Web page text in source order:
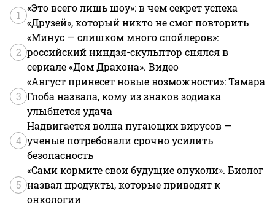
1
«Это всего лишь шоу»: в чем секрет успеха
«Друзей», который никто не смог повторить
2
«Минус — слишком много спойлеров»:
российский ниндзя-скульптор снялся в
сериале «Дом Дракона». Видео
3
«Август принесет новые возможности»: Тамара
Глоба назвала, кому из знаков зодиака
улыбнется удача
4
Надвигается волна пугающих вирусов —
ученые потребовали срочно усилить
безопасность
5
«Сами кормите свои будущие опухоли». Биолог
назвал продукты, которые приводят к
онкологии